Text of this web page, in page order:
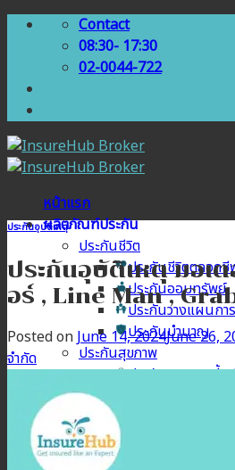
Skip
Contact
08:30- 17:30
02-0044-722
หน้าแรก
ผลิตภัณฑ์ประกัน
ประกันชีวิต
ประกันชีวิตตลอด
ประกันออมทรัพย์
ประกันวางแผนก
ประกันบำนาญ
ประกันสุขภาพ
ประกันสุขภาพเบี้ย
ประกันอุบัติเหตุ
ประกันอุบัติเหตุ มอเต
อร์ , Line Man ,
Posted on June 14, 2024June 26,
จำกัด